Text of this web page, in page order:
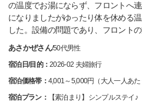
の温度でお湯にならず、フロントへ
になりましたがゆったり体を休める
した。設備の問題であり、フロント
あさかぜさん/50代男性
宿泊日/目的：2026-02 夫婦旅行
宿泊価格帯： 4,001～5,000円（大人一人あた
宿泊プラン：
【素泊まり】シンプルステイ♪